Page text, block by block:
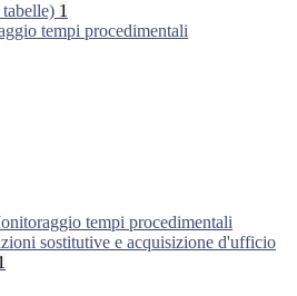
1
tempi procedimentali
tempi procedimentali
sostitutive e acquisizione d'ufficio